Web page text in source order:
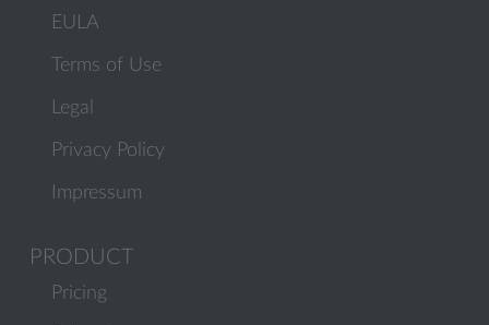
EULA
Terms of Use
Legal
Privacy Policy
Impressum
PRODUCT
Pricing